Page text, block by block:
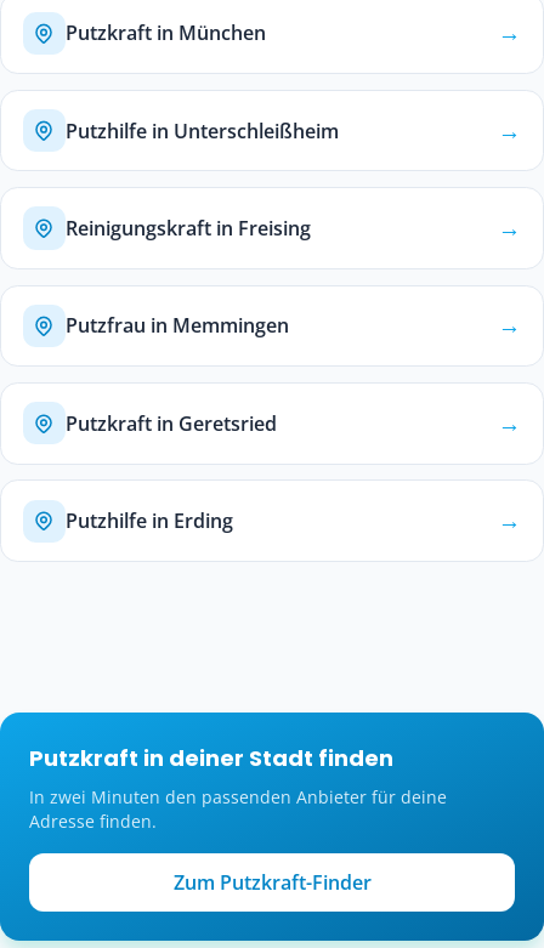
Putzkraft in München →
Putzhilfe in Unterschleißheim →
Reinigungskraft in Freising →
Putzfrau in Memmingen →
Putzkraft in Geretsried →
Putzhilfe in Erding →
Putzkraft in deiner Stadt finden
In zwei Minuten den passenden Anbieter für deine
Adresse finden.
Zum Putzkraft-Finder